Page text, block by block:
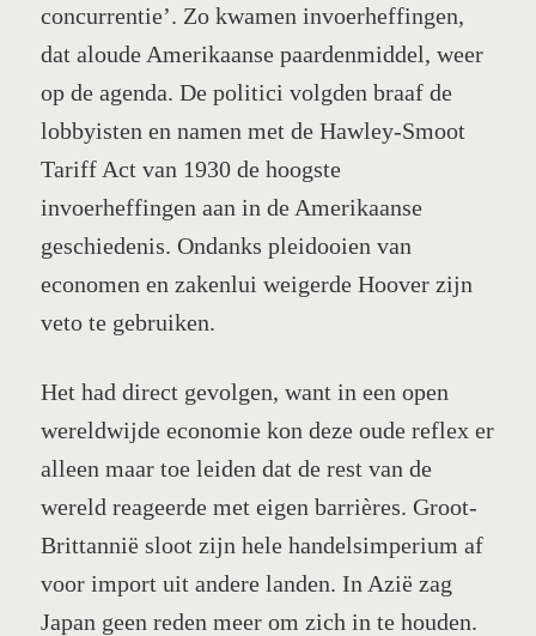
concurrentie’. Zo kwamen invoerheffingen,
dat aloude Amerikaanse paardenmiddel, weer
op de agenda. De politici volgden braaf de
lobbyisten en namen met de Hawley-Smoot
Tariff Act van 1930 de hoogste
invoerheffingen aan in de Amerikaanse
geschiedenis. Ondanks pleidooien van
economen en zakenlui weigerde Hoover zijn
veto te gebruiken.
Het had direct gevolgen, want in een open
wereldwijde economie kon deze oude reflex er
alleen maar toe leiden dat de rest van de
wereld reageerde met eigen barrières. Groot-
Brittannië sloot zijn hele handelsimperium af
voor import uit andere landen. In Azië zag
Japan geen reden meer om zich in te houden.